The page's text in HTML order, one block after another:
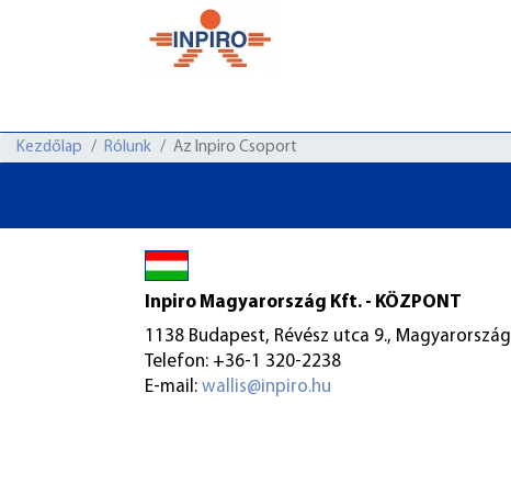
Kezdőlap Rólunk Az Inpiro Csoport
Inpiro Magyarország Kft. - KÖZPONT
1138 Budapest, Révész utca 9., Magyarország
Telefon: +36-1 320-2238
E-mail: wallis@inpiro.hu